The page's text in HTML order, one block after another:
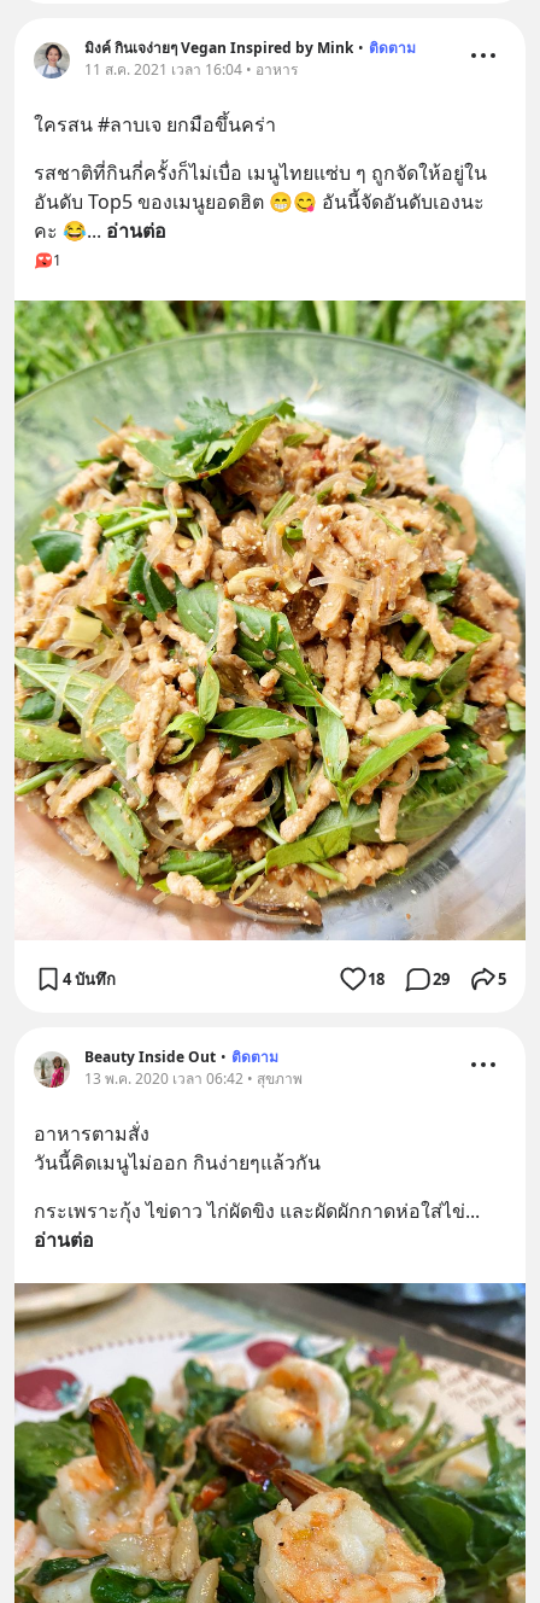
มิงค์ กินเจง่ายๆ Vegan Inspired by Mink • ติดตาม
11 ส.ค. 2021 เวลา 16:04 • อาหาร
ใครสน #ลาบเจ ยกมือขึ้นคร่า
รสชาติที่กินกี่ครั้งก็ไม่เบื่อ เมนูไทยแซ่บ ๆ ถูกจัดให้อยู่ใน
อันดับ Top5 ของเมนูยอดฮิต 😁😋 อันนี้จัดอันดับเองนะ
คะ 😂... อ่านต่อ
1
4 บันทึก 18 29 5
Beauty Inside Out • ติดตาม
13 พ.ค. 2020 เวลา 06:42 • สุขภาพ
อาหารตามสั่ง
วันนี้คิดเมนูไม่ออก กินง่ายๆแล้วกัน
กระเพราะกุ้ง ไข่ดาว ไก่ผัดขิง และผัดผักกาดห่อใส่ไข่
อ่านต่อ